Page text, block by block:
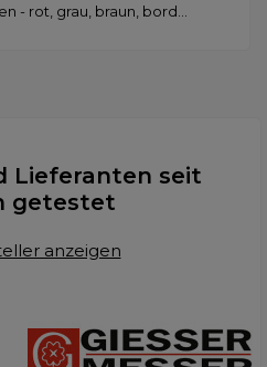
- rot, grau, braun, bord...
Lieferanten seit
getestet
anzeigen